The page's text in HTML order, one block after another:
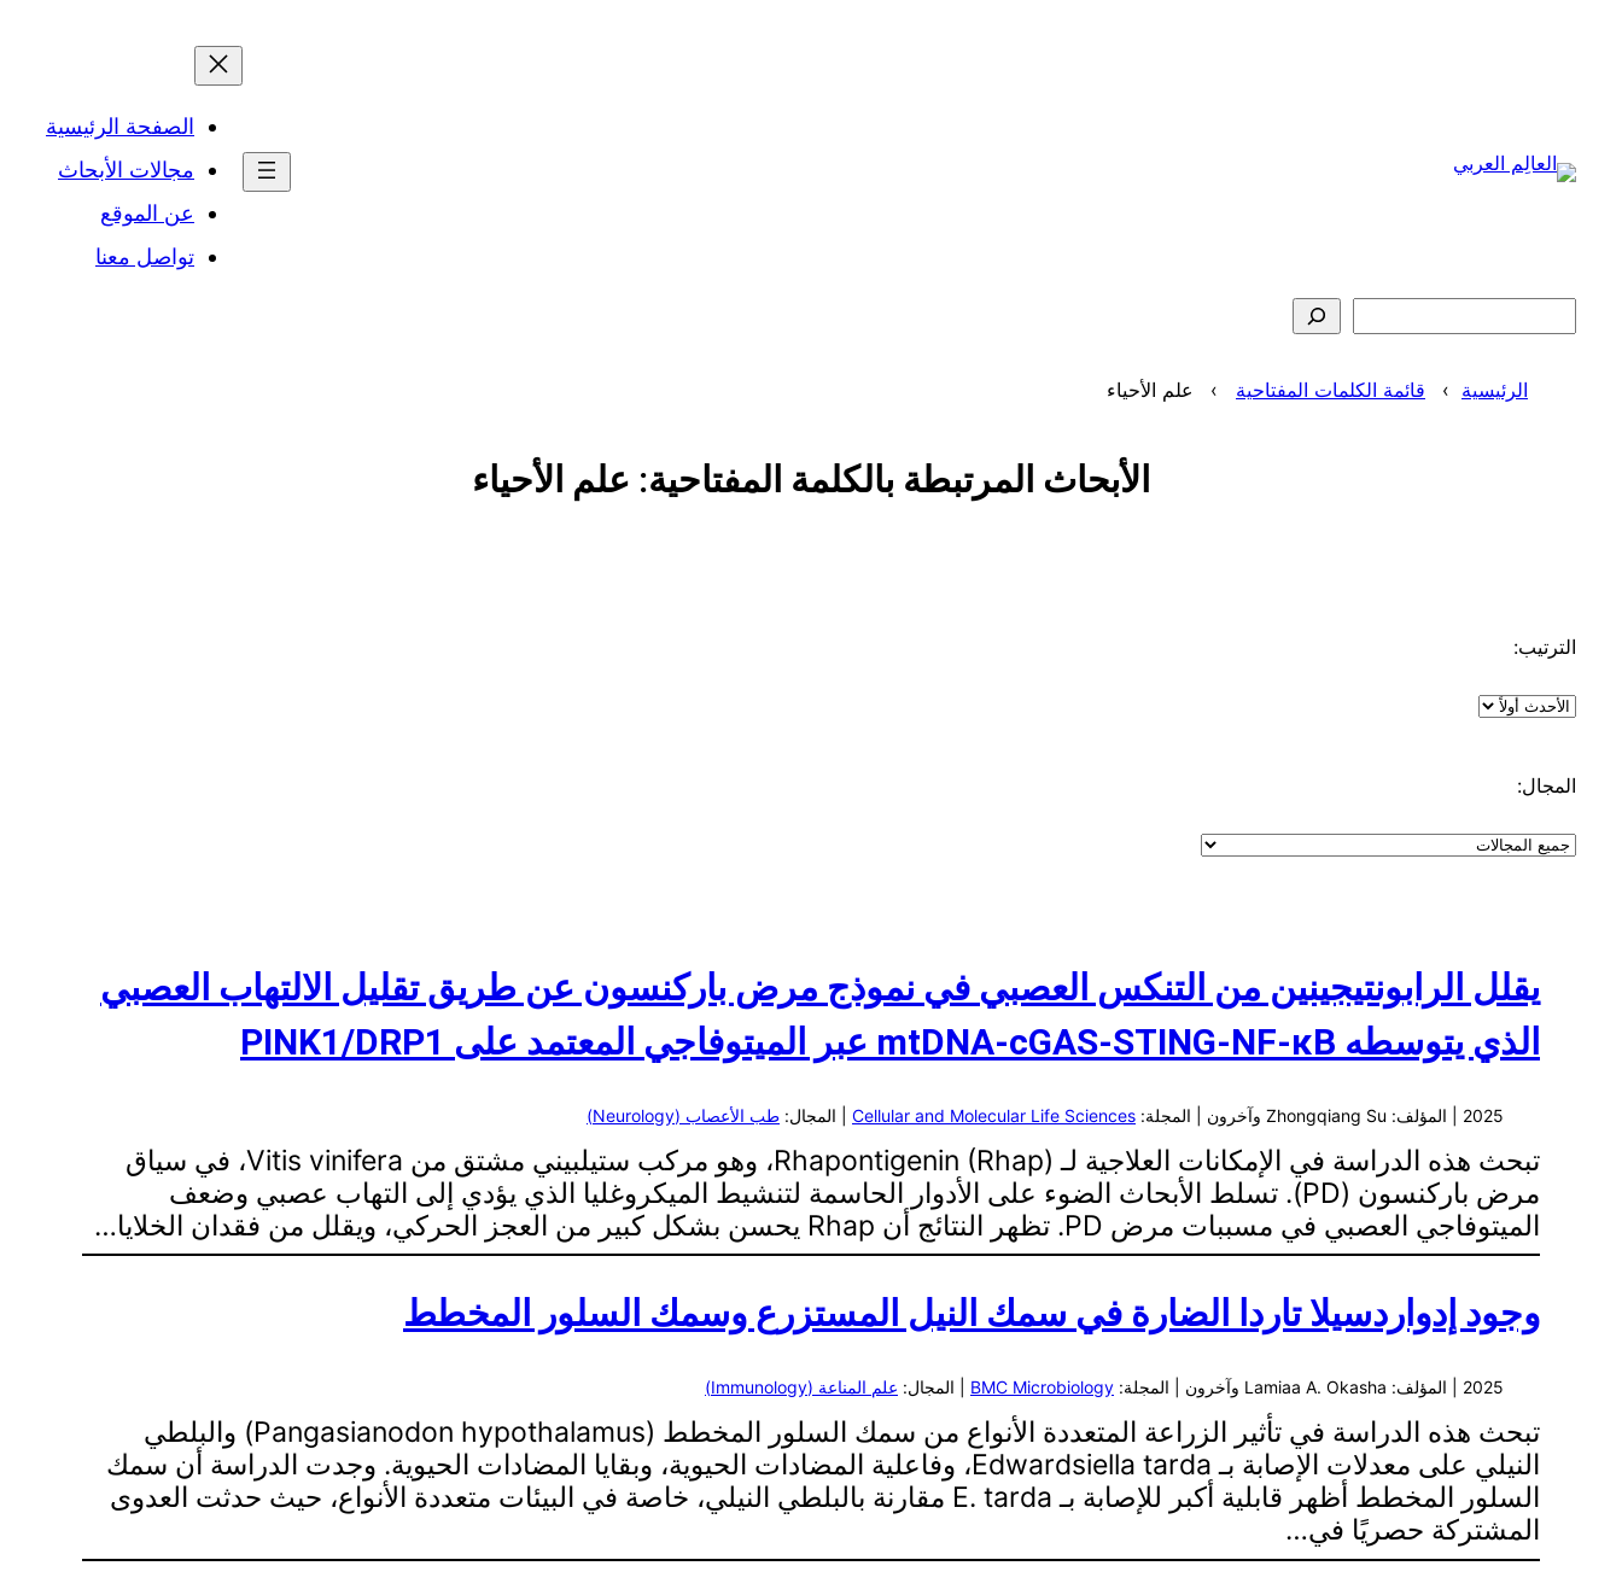
الصفحة الرئيسية
مجالات الأبحاث
عن الموقع
تواصل معنا
الرئيسية قائمة الكلمات المفتاحية علم الأحياء
الأبحاث المرتبطة بالكلمة المفتاحية: علم الأحياء
الترتيب:
المجال:
يقلل الرابونتيجينين من التنكس العصبي في نموذج مرض باركنسون عن طريق تقليل الالتهاب العصبي
الذي يتوسطه mtDNA-cGAS-STING-NF-κB عبر الميتوفاجي المعتمد على PINK1/DRP1
2025 | المؤلف: Zhongqiang Su وآخرون | المجلة: Cellular and Molecular Life Sciences | المجال: طب الأعصاب (Neurology)
تبحث هذه الدراسة في الإمكانات العلاجية لـ Rhapontigenin (Rhap)، وهو مركب ستيلبيني مشتق من Vitis vinifera، في سياق
مرض باركنسون (PD). تسلط الأبحاث الضوء على الأدوار الحاسمة لتنشيط الميكروغليا الذي يؤدي إلى التهاب عصبي وضعف
الميتوفاجي العصبي في مسببات مرض PD. تظهر النتائج أن Rhap يحسن بشكل كبير من العجز الحركي، ويقلل من فقدان الخلايا…
وجود إدواردسيلا تاردا الضارة في سمك النيل المستزرع وسمك السلور المخطط
2025 | المؤلف: Lamiaa A. Okasha وآخرون | المجلة: BMC Microbiology | المجال: علم المناعة (Immunology)
تبحث هذه الدراسة في تأثير الزراعة المتعددة الأنواع من سمك السلور المخطط (Pangasianodon hypothalamus) والبلطي
النيلي على معدلات الإصابة بـ Edwardsiella tarda، وفاعلية المضادات الحيوية، وبقايا المضادات الحيوية. وجدت الدراسة أن سمك
السلور المخطط أظهر قابلية أكبر للإصابة بـ E. tarda مقارنة بالبلطي النيلي، خاصة في البيئات متعددة الأنواع، حيث حدثت العدوى
المشتركة حصريًا في…